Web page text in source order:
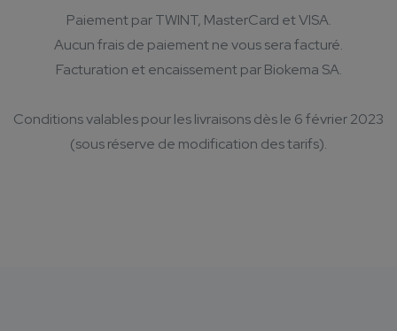
Paiement par TWINT, MasterCard et VISA.
Aucun frais de paiement ne vous sera facturé.
Facturation et encaissement par Biokema SA.
Conditions valables pour les livraisons dès le 6 février 2023
(sous réserve de modification des tarifs).